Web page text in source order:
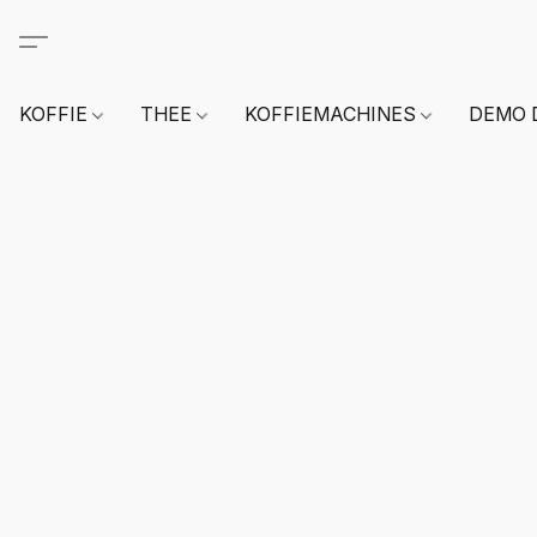
KOFFIE THEE KOFFIEMACHINES DEMO